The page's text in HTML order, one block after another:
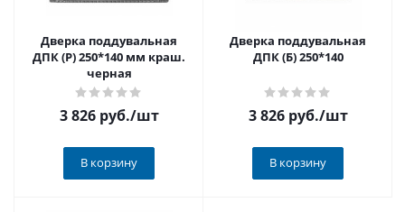
Дверка поддувальная
ДПК (Р) 250*140 мм краш.
черная
3 826 руб./шт
В корзину
Дверка поддувальная
ДПК (Б) 250*140
3 826 руб./шт
В корзину